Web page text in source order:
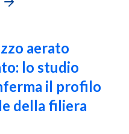
aerato
lo studio
il profilo
della filiera